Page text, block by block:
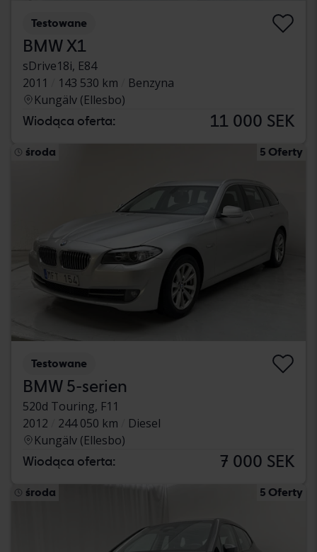
Testowane
BMW X1
sDrive18i, E84
2011
143 530 km
Benzyna
Kungälv (Ellesbo)
Wiodąca oferta: 11 000 SEK
środa 5 Oferty
Testowane
BMW 5-serien
520d Touring, F11
2012
244 050 km
Diesel
Kungälv (Ellesbo)
Wiodąca oferta: 7 000 SEK
środa 5 Oferty